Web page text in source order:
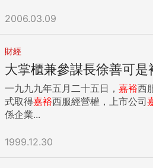
第一天，我就開心地背著準備已久
的戶外寫生團，從工作到退休，完
退休生活的同時，也提早展開新的
人際關係，退休新生活一點也不孤單。 退休之前，我們
業」維生，退休之後，必須靠「興趣」維生。
的熱情，結識許多優秀又志同道合
我成長、進步，這些都是最珍貴的
後的生活環境和人際關係都改變了，也
在職場上，你可能呼風喚雨、風光
2006.03.09
財經
大掌櫃兼參謀長徐善可
一九九九年五月二十五日， 嘉裕西
式取得嘉裕西服經營權，上市公司
係企業...
1999.12.30